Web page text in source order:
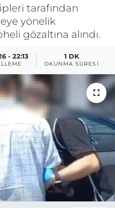
tarafından
yönelik
gözaltına alındı.
- 22:13 1 DK
OKUNMA SÜRESI